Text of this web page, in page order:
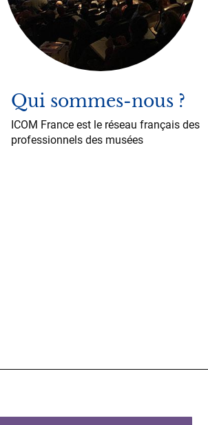
Qui sommes-nous ?
ICOM France est le réseau français des
professionnels des musées